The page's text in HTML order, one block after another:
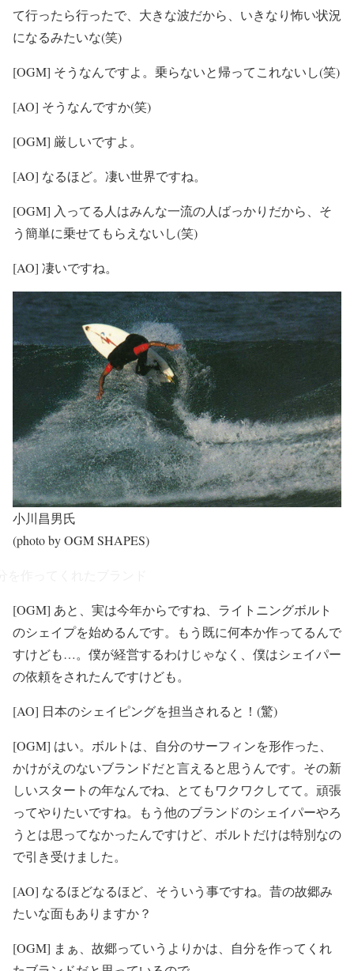
て行ったら行ったで、大きな波だから、いきなり怖い状況
になるみたいな(笑)
[OGM] そうなんですよ。乗らないと帰ってこれないし(笑)
[AO] そうなんですか(笑)
[OGM] 厳しいですよ。
[AO] なるほど。凄い世界ですね。
[OGM] 入ってる人はみんな一流の人ばっかりだから、そ
う簡単に乗せてもらえないし(笑)
[AO] 凄いですね。
小川昌男氏
(photo by OGM SHAPES)
[OGM] あと、実は今年からですね、ライトニングボルト
のシェイプを始めるんです。もう既に何本か作ってるんで
すけども…。僕が経営するわけじゃなく、僕はシェイパー
の依頼をされたんですけども。
[AO] 日本のシェイピングを担当されると！(驚)
[OGM] はい。ボルトは、自分のサーフィンを形作った、
かけがえのないブランドだと言えると思うんです。その新
しいスタートの年なんでね、とてもワクワクしてて。頑張
ってやりたいですね。もう他のブランドのシェイパーやろ
うとは思ってなかったんですけど、ボルトだけは特別なの
で引き受けました。
[AO] なるほどなるほど、そういう事ですね。昔の故郷み
たいな面もありますか？
[OGM] まぁ、故郷っていうよりかは、自分を作ってくれ